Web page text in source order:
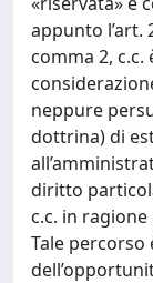
appunto l’art.
comma 2,
neppure
dottrina) di
diritto
c.c. in
Tale